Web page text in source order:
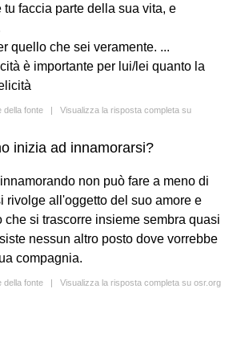
tu faccia parte della sua vita, e
quello che sei veramente. ...
è importante per lui/lei quanto la
della fonte | Visualizza la risposta completa su
inizia ad innamorarsi?
non può fare a meno di
rivolge all'oggetto del suo amore e
che si trascorre insieme sembra quasi
nessun altro posto dove vorrebbe
compagnia.
della fonte | Visualizza la risposta completa su osr.org